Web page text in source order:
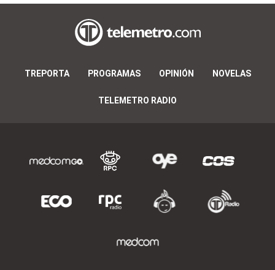
TREPORTA PROGRAMAS OPINIÓN NOVELAS
TELEMETRO RADIO